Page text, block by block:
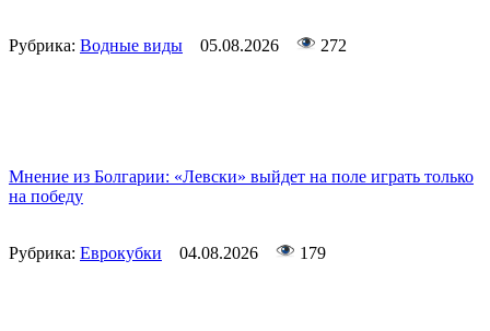
Рубрика: Водные виды 05.08.2026 272
Мнение из Болгарии: «Левски» выйдет на поле играть только
на победу
Рубрика: Еврокубки 04.08.2026 179